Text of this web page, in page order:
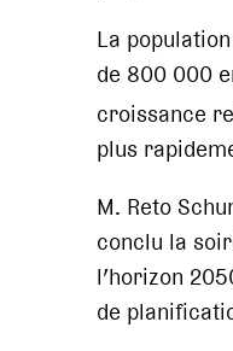
La
de 800 000
croissance
plus
M. Reto
conclu la
l’horizon
de